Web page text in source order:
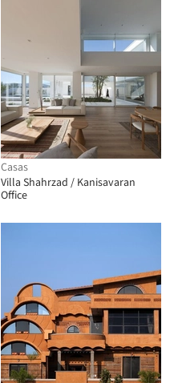
Casas
Villa Shahrzad / Kanisavaran
Office